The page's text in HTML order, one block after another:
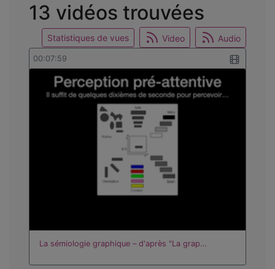
13 vidéos trouvées
Statistiques de vues Video Audio
00:07:59
La sémiologie graphique – d'après "La grap…
osticket